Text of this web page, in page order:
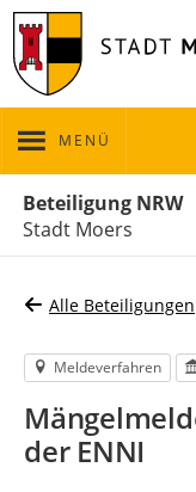
MENÜ
Beteiligung NRW
Stadt Moers
Alle Beteiligungen
Meldeverfahren
der ENNI